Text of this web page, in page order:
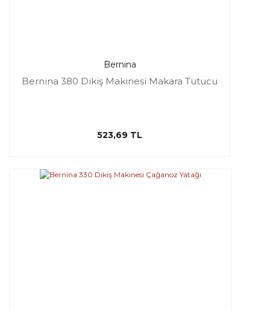
Bernina
Bernina 380 Dikiş Makinesi Makara Tutucu
523,69 TL